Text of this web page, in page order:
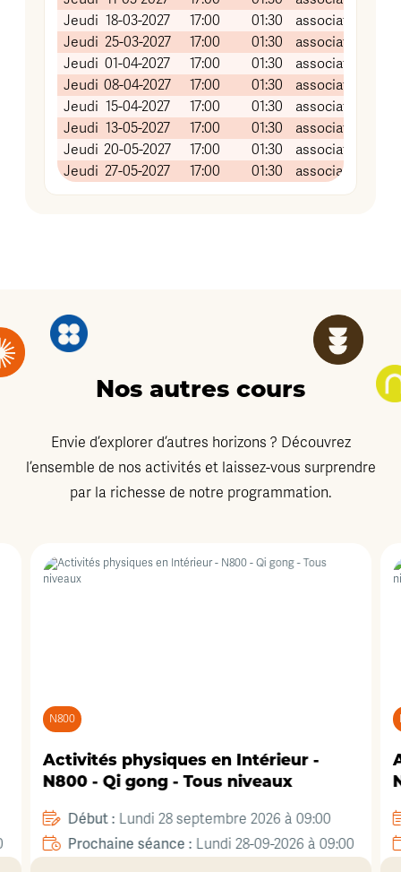
Jeudi 18-03-2027 17:00 01:30
association
Jeudi 25-03-2027 17:00 01:30
association
Jeudi 01-04-2027 17:00 01:30
association
Jeudi 08-04-2027 17:00 01:30
association
Jeudi 15-04-2027 17:00 01:30
association
Jeudi 13-05-2027 17:00 01:30
association
Jeudi 20-05-2027 17:00 01:30
association
Jeudi 27-05-2027 17:00 01:30 association
Nos autres cours
Envie d’explorer d’autres horizons ? Découvrez
l’ensemble de nos activités et laissez-vous surprendre
par la richesse de notre programmation.
N800
Activités physiques en Intérieur -
N800 - Qi gong - Tous niveaux
Début : Lundi 28 septembre 2026 à 09:00
Prochaine séance : Lundi 28-09-2026 à 09:00